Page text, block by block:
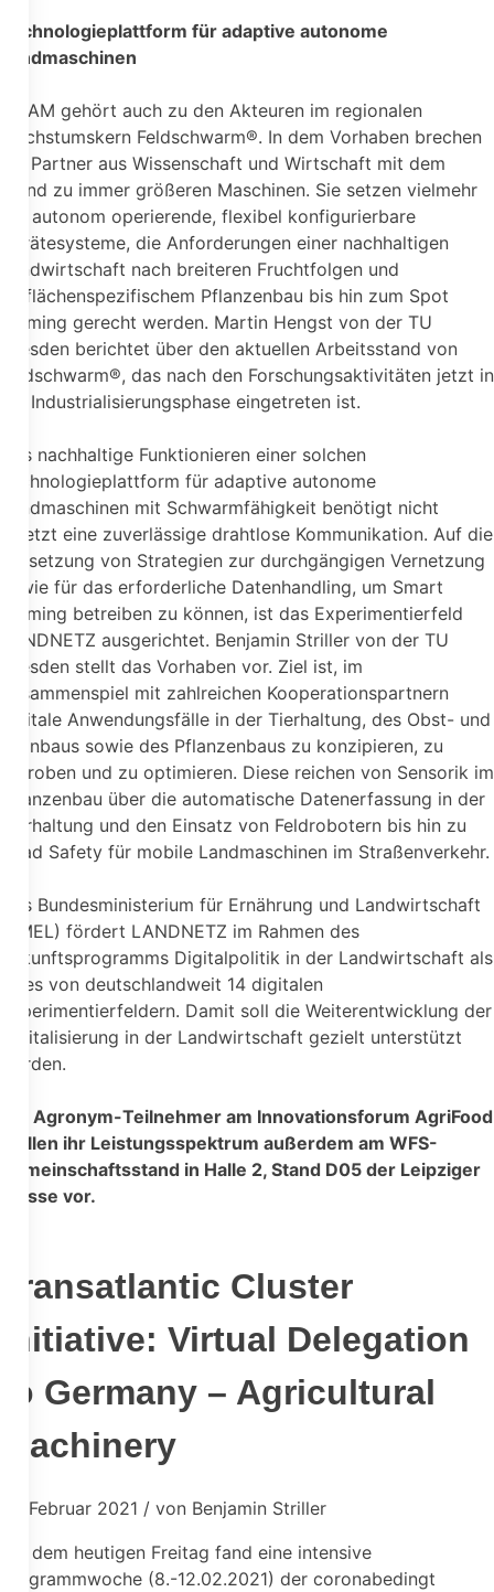
Technologieplattform für adaptive autonome
Landmaschinen
EIDAM gehört auch zu den Akteuren im regionalen
Wachstumskern Feldschwarm®. In dem Vorhaben brechen
die Partner aus Wissenschaft und Wirtschaft mit dem
Trend zu immer größeren Maschinen. Sie setzen vielmehr
auf autonom operierende, flexibel konfigurierbare
Gerätesysteme, die Anforderungen einer nachhaltigen
Landwirtschaft nach breiteren Fruchtfolgen und
teilflächenspezifischem Pflanzenbau bis hin zum Spot
Farming gerecht werden. Martin Hengst von der TU
Dresden berichtet über den aktuellen Arbeitsstand von
Feldschwarm®, das nach den Forschungsaktivitäten jetzt in
die Industrialisierungsphase eingetreten ist.
Das nachhaltige Funktionieren einer solchen
Technologieplattform für adaptive autonome
Landmaschinen mit Schwarmfähigkeit benötigt nicht
zuletzt eine zuverlässige drahtlose Kommunikation. Auf die
Umsetzung von Strategien zur durchgängigen Vernetzung
sowie für das erforderliche Datenhandling, um Smart
Farming betreiben zu können, ist das Experimentierfeld
LANDNETZ ausgerichtet. Benjamin Striller von der TU
Dresden stellt das Vorhaben vor. Ziel ist, im
Zusammenspiel mit zahlreichen Kooperationspartnern
digitale Anwendungsfälle in der Tierhaltung, des Obst- und
Weinbaus sowie des Pflanzenbaus zu konzipieren, zu
erproben und zu optimieren. Diese reichen von Sensorik im
Pflanzenbau über die automatische Datenerfassung in der
Tierhaltung und den Einsatz von Feldrobotern bis hin zu
Road Safety für mobile Landmaschinen im Straßenverkehr.
Das Bundesministerium für Ernährung und Landwirtschaft
(BMEL) fördert LANDNETZ im Rahmen des
Zukunftsprogramms Digitalpolitik in der Landwirtschaft als
eines von deutschlandweit 14 digitalen
Experimentierfeldern. Damit soll die Weiterentwicklung der
Digitalisierung in der Landwirtschaft gezielt unterstützt
werden.
Die Agronym-Teilnehmer am Innovationsforum AgriFood
stellen ihr Leistungsspektrum außerdem am WFS-
Gemeinschaftsstand in Halle 2, Stand D05 der Leipziger
Messe vor.
Transatlantic Cluster
Initiative: Virtual Delegation
to Germany – Agricultural
Machinery
12. Februar 2021 / von Benjamin Striller
Mit dem heutigen Freitag fand eine intensive
Programmwoche (8.-12.02.2021) der coronabedingt